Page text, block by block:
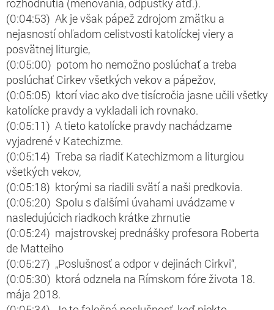
rozhodnutia (menovania, odpustky atď.).
(0:04:53) Ak je však pápež zdrojom zmätku a
nejasností ohľadom celistvosti katolíckej viery a
posvätnej liturgie,
(0:05:00) potom ho nemožno poslúchať a treba
poslúchať Cirkev všetkých vekov a pápežov,
(0:05:05) ktorí viac ako dve tisícročia jasne učili všetky
katolícke pravdy a vykladali ich rovnako.
(0:05:11) A tieto katolícke pravdy nachádzame
vyjadrené v Katechizme.
(0:05:14) Treba sa riadiť Katechizmom a liturgiou
všetkých vekov,
(0:05:18) ktorými sa riadili svätí a naši predkovia.
(0:05:20) Spolu s ďalšími úvahami uvádzame v
nasledujúcich riadkoch krátke zhrnutie
(0:05:24) majstrovskej prednášky profesora Roberta
de Matteiho
(0:05:27) „Poslušnosť a odpor v dejinách Cirkvi“,
(0:05:30) ktorá odznela na Rímskom fóre života 18.
mája 2018.